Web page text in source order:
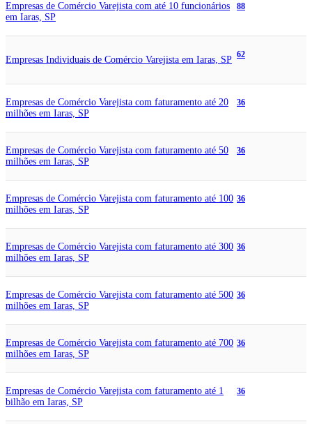
Empresas de Comércio Varejista com até 10 funcionários
em Iaras, SP
88
Empresas Individuais de Comércio Varejista em Iaras, SP
62
Empresas de Comércio Varejista com faturamento até 20
milhões em Iaras, SP
36
Empresas de Comércio Varejista com faturamento até 50
milhões em Iaras, SP
36
Empresas de Comércio Varejista com faturamento até 100
milhões em Iaras, SP
36
Empresas de Comércio Varejista com faturamento até 300
milhões em Iaras, SP
36
Empresas de Comércio Varejista com faturamento até 500
milhões em Iaras, SP
36
Empresas de Comércio Varejista com faturamento até 700
milhões em Iaras, SP
36
Empresas de Comércio Varejista com faturamento até 1
bilhão em Iaras, SP
36